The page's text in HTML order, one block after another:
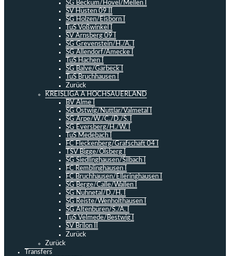
SG Beckum/Hövel/Mellen I
SV Hüsten 09 II
SG Holzen/Eisborn I
TuS Voßwinkel I
SV Arnsberg 09 I
SG Grevenstein/H./A. I
SG Allendorf/Amecke I
TuS Hachen I
SG Balve/Garbeck I
TuS Bruchhausen I
Zurück
KREISLIGA A HOCHSAUERLAND
BV Alme I
SG Ostwig/Nuttlar/Valmetal I
SG Arpe/W./C./D./S. I
SG Eversberg/H./W. I
TuS Medebach I
FC Fleckenberg/Grafschaft 04 I
TSV Bigge/Olsberg I
SG Siedlinghausen/Silbach I
FC Remblinghausen I
FC Bruchhausen/Elleringhausen I
SG Berge/Calle/Wallen I
SG Nuhnetal/D./H. I
SG Reiste/Wenholthausen I
SG Altenbüren/S./A. I
TuS Velmede/Bestwig I
SV Brilon II
Zurück
Zurück
Transfers